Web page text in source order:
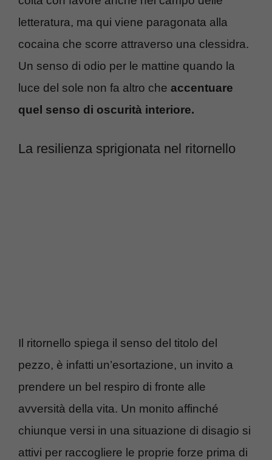
letteratura, ma qui viene paragonata alla
cocaina che scorre attraverso una clessidra.
Un senso di odio per le mattine quando la
luce del sole non fa altro che accentuare
quel senso di oscurità interiore.
La resilienza sprigionata nel ritornello
Il ritornello spiega il senso del titolo del
pezzo, è infatti un’esortazione, un invito a
prendere un bel respiro di fronte alle
avversità della vita. Un monito affinché
chiunque versi in una situazione di disagio si
attivi per raccogliere le proprie forze prima di